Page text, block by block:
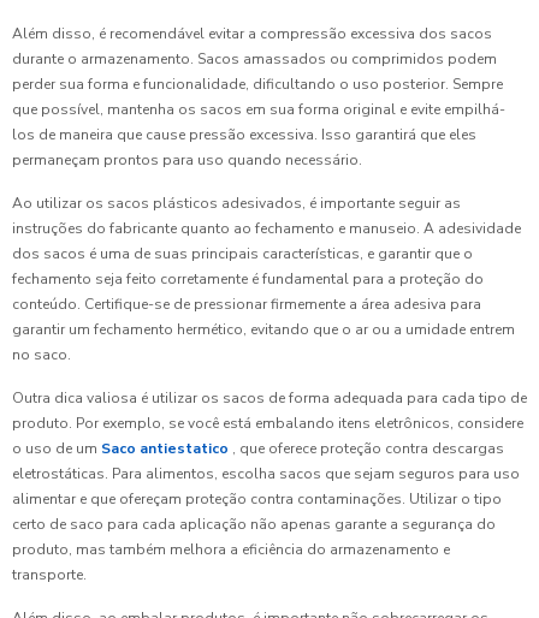
Além disso, é recomendável evitar a compressão excessiva dos sacos
durante o armazenamento. Sacos amassados ou comprimidos podem
perder sua forma e funcionalidade, dificultando o uso posterior. Sempre
que possível, mantenha os sacos em sua forma original e evite empilhá-
los de maneira que cause pressão excessiva. Isso garantirá que eles
permaneçam prontos para uso quando necessário.
Ao utilizar os sacos plásticos adesivados, é importante seguir as
instruções do fabricante quanto ao fechamento e manuseio. A adesividade
dos sacos é uma de suas principais características, e garantir que o
fechamento seja feito corretamente é fundamental para a proteção do
conteúdo. Certifique-se de pressionar firmemente a área adesiva para
garantir um fechamento hermético, evitando que o ar ou a umidade entrem
no saco.
Outra dica valiosa é utilizar os sacos de forma adequada para cada tipo de
produto. Por exemplo, se você está embalando itens eletrônicos, considere
o uso de um Saco antiestatico , que oferece proteção contra descargas
eletrostáticas. Para alimentos, escolha sacos que sejam seguros para uso
alimentar e que ofereçam proteção contra contaminações. Utilizar o tipo
certo de saco para cada aplicação não apenas garante a segurança do
produto, mas também melhora a eficiência do armazenamento e
transporte.